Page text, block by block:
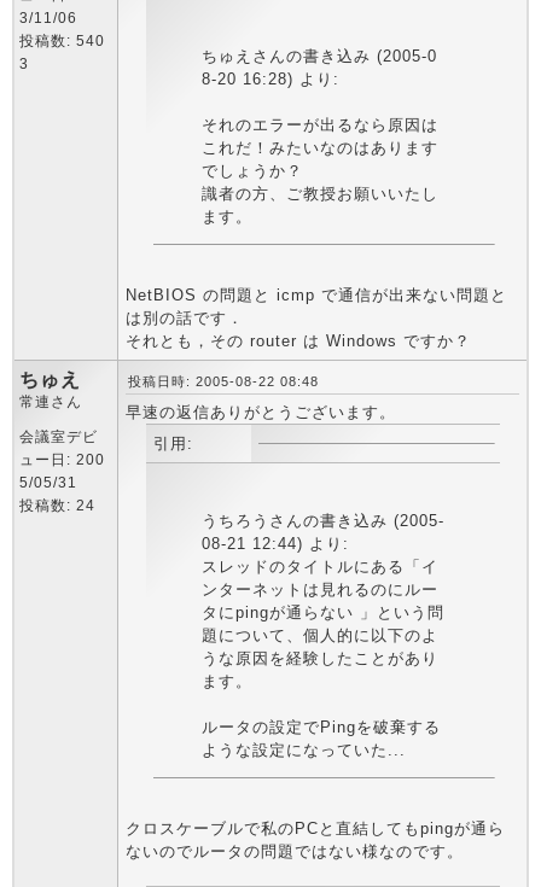
3/11/06
投稿数: 540
3
ちゅえさんの書き込み (2005-0
8-20 16:28) より:
それのエラーが出るなら原因は
これだ！みたいなのはあります
でしょうか？
識者の方、ご教授お願いいたし
ます。
NetBIOS の問題と icmp で通信が出来ない問題と
は別の話です．
それとも，その router は Windows ですか？
ちゅえ
常連さん
会議室デビ
ュー日: 200
5/05/31
投稿数: 24
投稿日時: 2005-08-22 08:48
早速の返信ありがとうございます。
引用:
うちろうさんの書き込み (2005-
08-21 12:44) より:
スレッドのタイトルにある「イ
ンターネットは見れるのにルー
タにpingが通らない 」という問
題について、個人的に以下のよ
うな原因を経験したことがあり
ます。
ルータの設定でPingを破棄する
ような設定になっていた...
クロスケーブルで私のPCと直結してもpingが通ら
ないのでルータの問題ではない様なのです。